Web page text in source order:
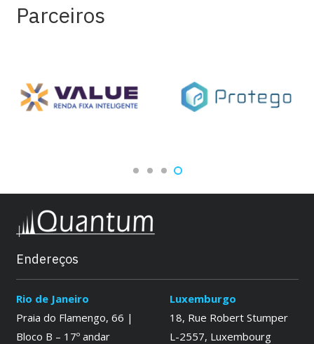
Parceiros
Endereços
Rio de Janeiro
Praia do Flamengo, 66 |
Bloco B – 17º andar
Luxemburgo
18, Rue Robert Stumper
L-2557, Luxembourg